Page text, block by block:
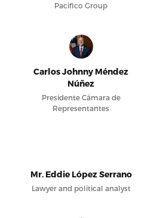
Pacifico Group
Carlos Johnny Méndez
Núñez
Presidente Cámara de
Representantes
Mr. Eddie López Serrano
Lawyer and political analyst